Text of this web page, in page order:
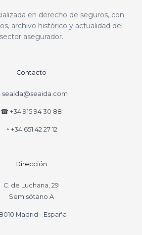
en derecho de seguros, con
archivo histórico y actualidad del
sector asegurador.
Contacto
☎ +34 915 94 30 88
◔ +34 651 42 27 12
Dirección
C. de Luchana, 29
Semisótano A
Madrid - España